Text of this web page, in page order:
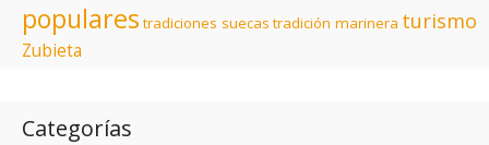
populares tradiciones suecas tradición marinera turismo
Zubieta
Categorías